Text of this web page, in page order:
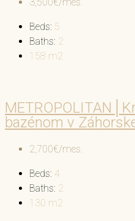
Beds: 5
Baths: 2
158 m2
bazénom v
2,700€/mes.
Beds: 4
Baths: 2
130 m2